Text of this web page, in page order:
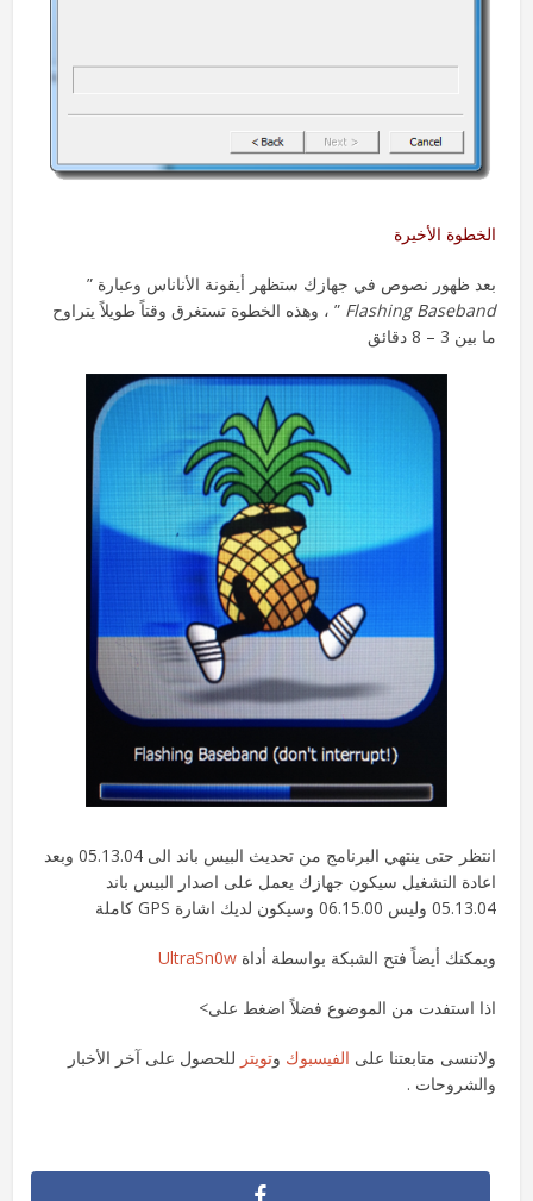
الخطوة الأخيرة
بعد ظهور نصوص في جهازك ستظهر أيقونة الأناناس وعبارة ”
Flashing Baseband ” ، وهذه الخطوة تستغرق وقتاً طويلاً يتراوح
ما بين 3 – 8 دقائق
انتظر حتى ينتهي البرنامج من تحديث البيس باند الى 05.13.04 وبعد
اعادة التشغيل سيكون جهازك يعمل على اصدار البيس باند
05.13.04 وليس 06.15.00 وسيكون لديك اشارة GPS كاملة
ويمكنك أيضاً فتح الشبكة بواسطة أداةUltraSn0w
اذا استفدت من الموضوع فضلاً اضغط على>
ولاتنسى متابعتنا على الفيسبوك وتويتر للحصول على آخر الأخبار
والشروحات .